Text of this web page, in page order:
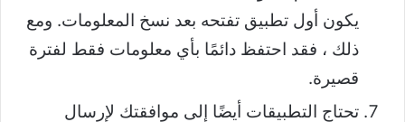
يكون أول تطبيق تفتحه بعد نسخ المعلومات. ومع
ذلك ، فقد احتفظ دائمًا بأي معلومات فقط لفترة
قصيرة.
تحتاج التطبيقات أيضًا إلى موافقتك لإرسال